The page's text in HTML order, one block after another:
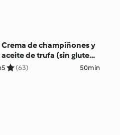
Crema de champiñones y
aceite de trufa (sin gluten,
sin lácteos)
5 (63) 50min